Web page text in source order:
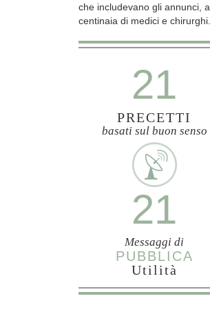
che includevano gli annunci, a
centinaia di medici e chirurghi.
21
PRECETTI
basati sul buon senso
21
Messaggi di
PUBBLICA
Utilità